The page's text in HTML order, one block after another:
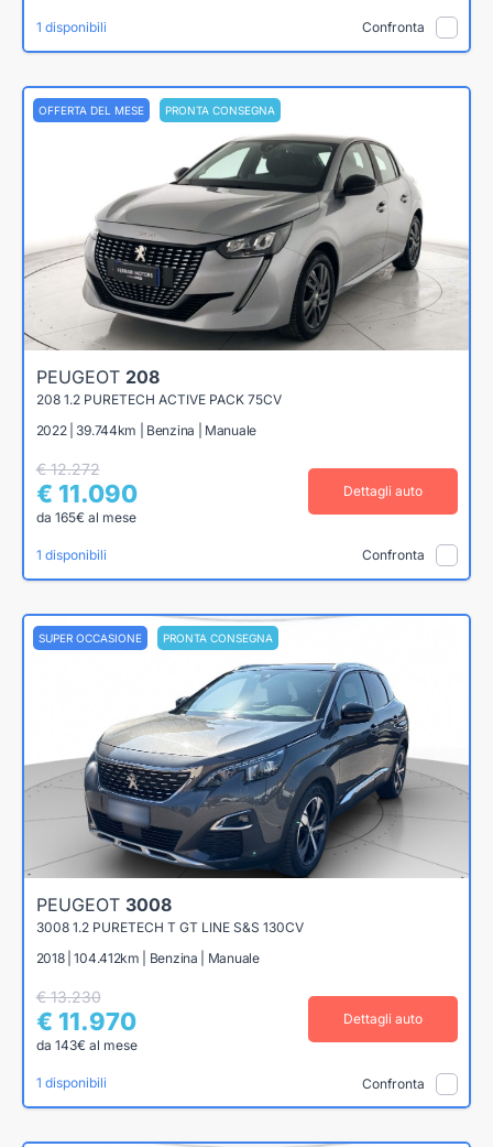
1 disponibili Confronta
OFFERTA DEL MESE PRONTA CONSEGNA
PEUGEOT 208
208 1.2 PURETECH ACTIVE PACK 75CV
2022 | 39.744km | Benzina | Manuale
€ 12.272
€ 11.090
da 165€ al mese
Dettagli auto
1 disponibili Confronta
SUPER OCCASIONE PRONTA CONSEGNA
PEUGEOT 3008
3008 1.2 PURETECH T GT LINE S&S 130CV
2018 | 104.412km | Benzina | Manuale
€ 13.230
€ 11.970
da 143€ al mese
Dettagli auto
1 disponibili Confronta